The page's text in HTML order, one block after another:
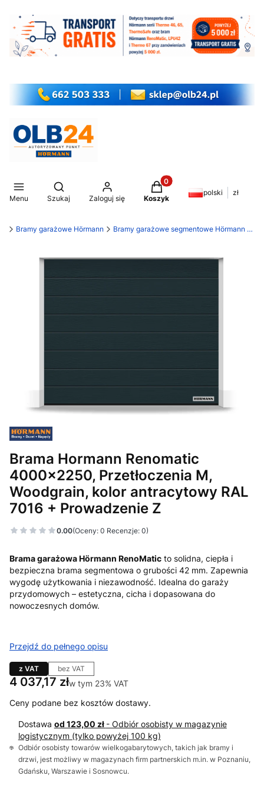
Menu
Otwórz wyszukiwarkę
Szukaj Zaloguj się
Produkty w koszyku: 0.
Koszyk
polski zł
Bramy garażowe Hörmann Bramy garażowe segmentowe Hörmann RenoMatic
Brama Hormann Renomatic
4000x2250, Przetłoczenia M,
Woodgrain, kolor antracytowy RAL
7016 + Prowadzenie Z
0.00(Oceny: 0 Recenzje: 0)
Brama garażowa Hörmann RenoMatic to solidna, ciepła i
bezpieczna brama segmentowa o grubości 42 mm. Zapewnia
wygodę użytkowania i niezawodność. Idealna do garaży
przydomowych – estetyczna, cicha i dopasowana do
nowoczesnych domów.
Przejdź do pełnego opisu
z VAT bez VAT
Cena
4 037,17 złw tym 23% VAT
w tym 23% VAT
Ceny podane bez kosztów dostawy.
Dostawa od 123,00 zł - Odbiór osobisty w magazynie
logistycznym (tylko powyżej 100 kg)
Odbiór osobisty towarów wielkogabarytowych, takich jak bramy i
drzwi, jest możliwy w magazynach firm partnerskich m.in. w Poznaniu,
Gdańsku, Warszawie i Sosnowcu.